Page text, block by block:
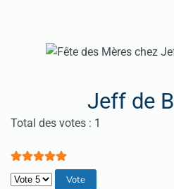
Jeff de
Vote utilisateur:5/
Total des votes : 1
Veuillez voter